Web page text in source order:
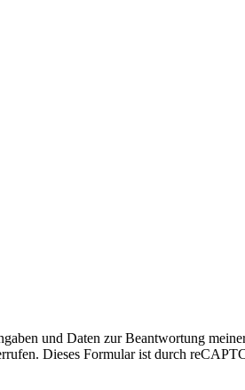
und Daten zur Beantwortung
Dieses Formular ist durch